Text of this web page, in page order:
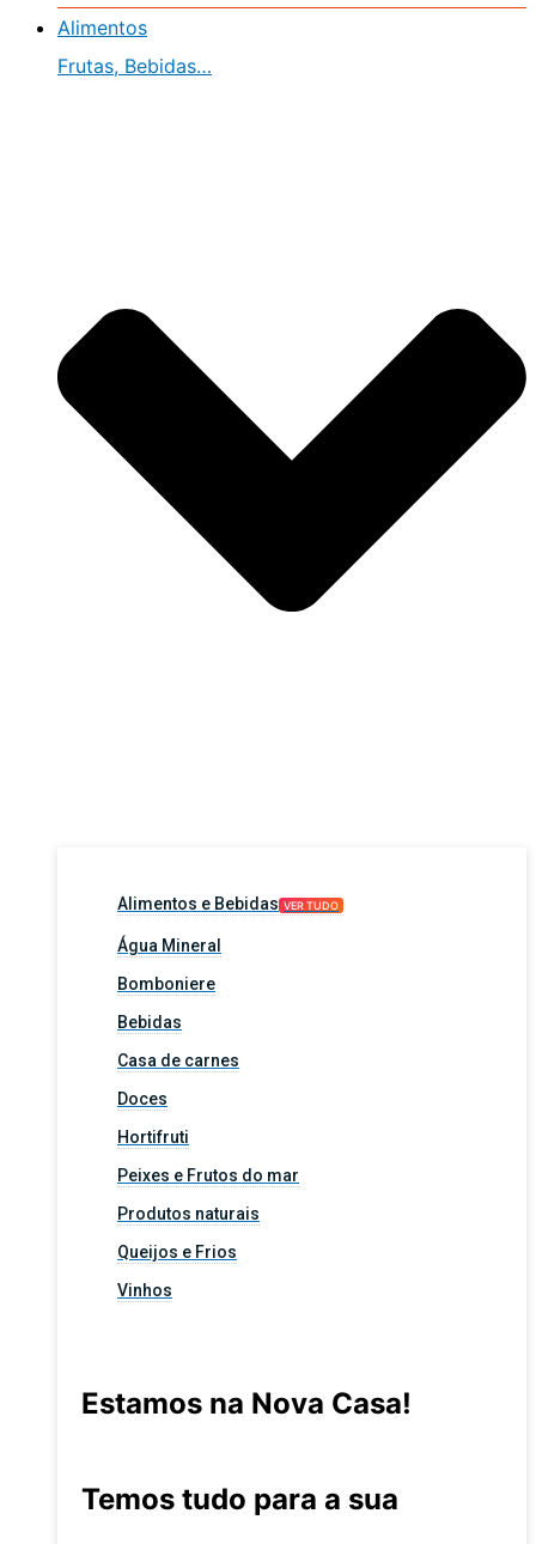
Alimentos
Frutas, Bebidas…
Alimentos e Bebidas VER TUDO
Água Mineral
Bomboniere
Bebidas
Casa de carnes
Doces
Hortifruti
Peixes e Frutos do mar
Produtos naturais
Queijos e Frios
Vinhos
Estamos na Nova Casa!
Temos tudo para a sua